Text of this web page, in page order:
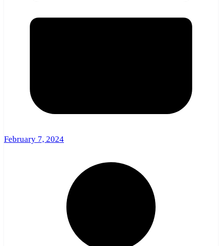
February 7, 2024